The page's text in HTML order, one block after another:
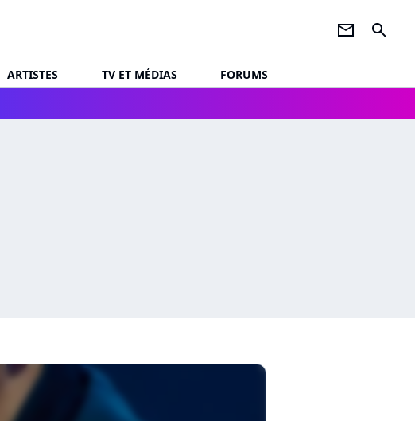
newsletter search
ARTISTES TV ET MÉDIAS
FORUMS